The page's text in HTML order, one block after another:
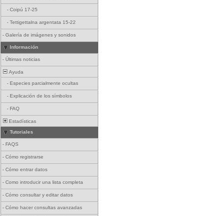
- Coipú 17-25
- Tettigettalna argentata 15-22
- Galería de imágenes y sonidos
Información
- Últimas noticias
Ayuda
- Especies parcialmente ocultas
- Explicación de los símbolos
- FAQ
Estadísticas
Tutoriales
- FAQS
- Cómo registrarse
- Cómo entrar datos
- Como introducir una lista completa
- Cómo consultar y editar datos
- Cómo hacer consultas avanzadas